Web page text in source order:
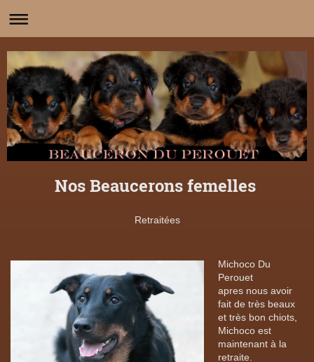
Nos Beaucerons femelles
Retraitées
Michoco Du
Perouet
apres nous avoir
fait de très beaux
et très bon chiots,
Michoco est
maintenant à la
retraite.